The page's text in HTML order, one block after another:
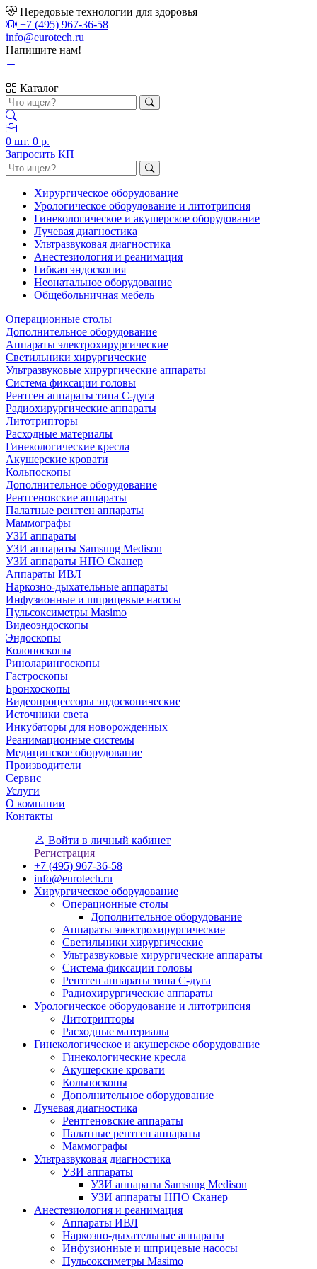
Передовые технологии для здоровья
+7 (495) 967-36-58
info@eurotech.ru
Напишите нам!
Каталог
0 шт. 0 р.
Запросить КП
Хирургическое оборудование
Урологическое оборудование и литотрипсия
Гинекологическое и акушерское оборудование
Лучевая диагностика
Ультразвуковая диагностика
Анестезиология и реанимация
Гибкая эндоскопия
Неонатальное оборудование
Общебольничная мебель
Операционные столы
Дополнительное оборудование
Аппараты электрохирургические
Светильники хирургические
Ультразвуковые хирургические аппараты
Система фиксации головы
Рентген аппараты типа С-дуга
Радиохирургические аппараты
Литотрипторы
Расходные материалы
Гинекологические кресла
Акушерские кровати
Кольпоскопы
Дополнительное оборудование
Рентгеновские аппараты
Палатные рентген аппараты
Маммографы
УЗИ аппараты
УЗИ аппараты Samsung Medison
УЗИ аппараты НПО Сканер
Аппараты ИВЛ
Наркозно-дыхательные аппараты
Инфузионные и шприцевые насосы
Пульсоксиметры Masimo
Видеоэндоскопы
Эндоскопы
Колоноскопы
Риноларингоскопы
Гастроскопы
Бронхоскопы
Видеопроцессоры эндоскопические
Источники света
Инкубаторы для новорожденных
Реанимационные системы
Медицинское оборудование
Производители
Сервис
Услуги
О компании
Контакты
Войти в личный кабинет
Регистрация
+7 (495) 967-36-58
info@eurotech.ru
Хирургическое оборудование
Операционные столы
Дополнительное оборудование
Аппараты электрохирургические
Светильники хирургические
Ультразвуковые хирургические аппараты
Система фиксации головы
Рентген аппараты типа С-дуга
Радиохирургические аппараты
Урологическое оборудование и литотрипсия
Литотрипторы
Расходные материалы
Гинекологическое и акушерское оборудование
Гинекологические кресла
Акушерские кровати
Кольпоскопы
Дополнительное оборудование
Лучевая диагностика
Рентгеновские аппараты
Палатные рентген аппараты
Маммографы
Ультразвуковая диагностика
УЗИ аппараты
УЗИ аппараты Samsung Medison
УЗИ аппараты НПО Сканер
Анестезиология и реанимация
Аппараты ИВЛ
Наркозно-дыхательные аппараты
Инфузионные и шприцевые насосы
Пульсоксиметры Masimo